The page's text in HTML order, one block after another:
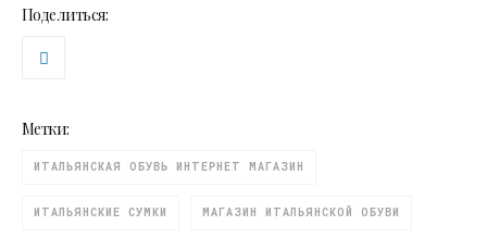
Поделиться:
Метки:
ИТАЛЬЯНСКАЯ ОБУВЬ ИНТЕРНЕТ МАГАЗИН
ИТАЛЬЯНСКИЕ СУМКИ МАГАЗИН ИТАЛЬЯНСКОЙ ОБУВИ